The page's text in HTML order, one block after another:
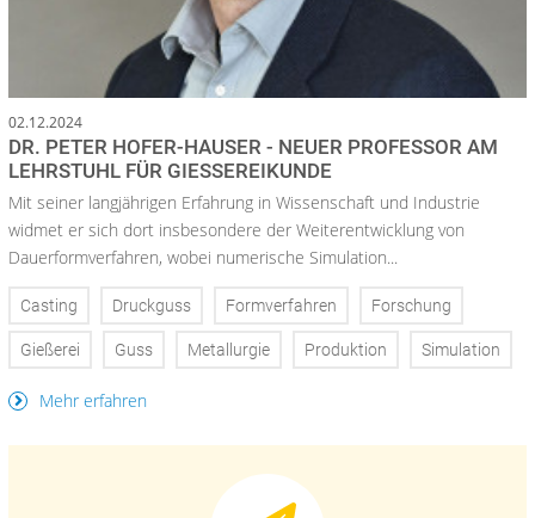
02.12.2024
DR. PETER HOFER-HAUSER - NEUER PROFESSOR AM
LEHRSTUHL FÜR GIESSEREIKUNDE
Mit seiner langjährigen Erfahrung in Wissenschaft und Industrie
widmet er sich dort insbesondere der Weiterentwicklung von
Dauerformverfahren, wobei numerische Simulation...
Casting Druckguss Formverfahren Forschung
Gießerei Guss Metallurgie Produktion Simulation
Mehr erfahren